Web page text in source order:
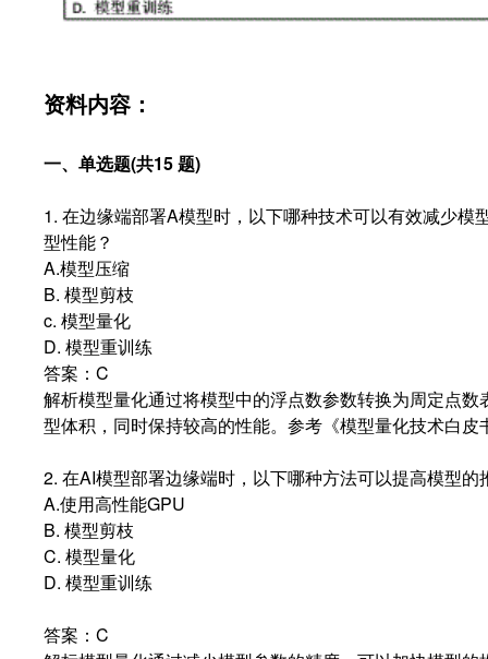
资料内容：
一、单选题(共15 题)
1. 在边缘端部署A模型时，以下哪种技术可以有效减少模
型性能？
A.模型压缩
B. 模型剪枝
c. 模型量化
D. 模型重训练
答案：C
解析模型量化通过将模型中的浮点数参数转换为周定点数
型体积，同时保持较高的性能。参考《模型量化技术白皮
2. 在AI模型部署边缘端时，以下哪种方法可以提高模型的
A.使用高性能GPU
B. 模型剪枝
C. 模型量化
D. 模型重训练
答案：C